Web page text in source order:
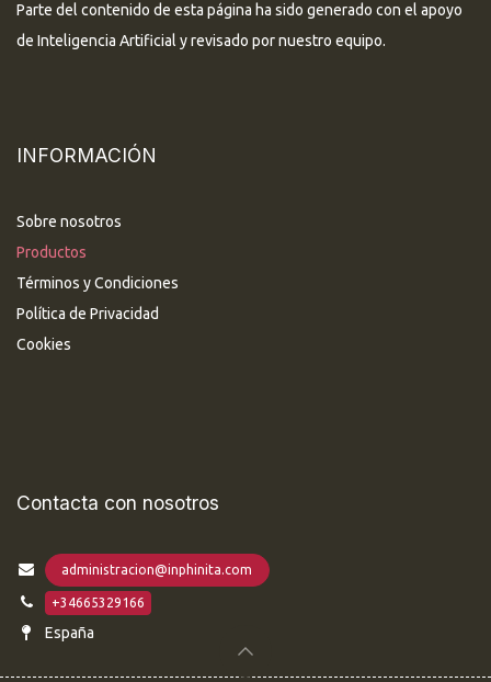
Parte del contenido de esta página ha sido generado con el apoyo
de Inteligencia Artificial y revisado por nuestro equipo.
INFORMACIÓN
Sobre nosotros
Productos
Términos y Condiciones
Política de Privacidad
Cookies
Contacta con nosotros
administracion@inphinita.com
+34665329166
España